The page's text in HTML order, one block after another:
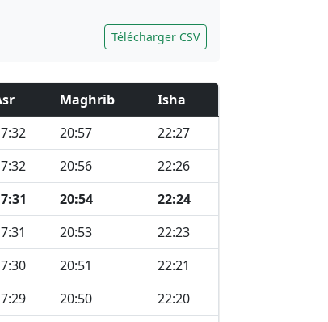
Télécharger CSV
Maghrib
Isha
20:57
22:27
20:56
22:26
20:54
22:24
20:53
22:23
20:51
22:21
20:50
22:20